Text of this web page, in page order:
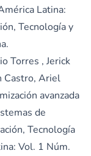
Latina:
Tecnología y
Torres , Jerick
Castro, Ariel
avanzada
de
Tecnología
Vol. 1 Núm.